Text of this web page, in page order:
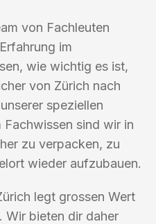
von Fachleuten
im
wie wichtig es ist,
von Zürich nach
speziellen
Fachwissen sind wir in
zu verpacken, zu
wieder aufzubauen.
legt grossen Wert
Wir bieten dir daher